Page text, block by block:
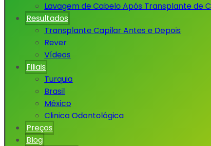
Lavagem de Cabelo Após Transplante de
Resultados
Transplante Capilar Antes e Depois
Rever
Vídeos
Filiais
Turquia
Brasil
México
Clinica Odontológica
Preços
Blog